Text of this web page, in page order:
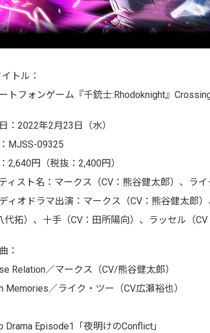
トル：
トフォンゲーム『千銃士:Rhodoknight』
：2022年2月23日（水）
MJSS-09325
2,640円（税抜：2,400円）
ィスト名：マークス（CV：熊谷健太郎）、ライ
ィオドラマ出演：マークス（CV：熊谷健太郎
代拓）、十手（CV：田所陽向）、ラッセル（CV
：
Relation／マークス（CV/熊谷健太郎）
Memories／ライク・ツー（CV.広瀬裕也）
Drama Episode1「夜明けのConflict」